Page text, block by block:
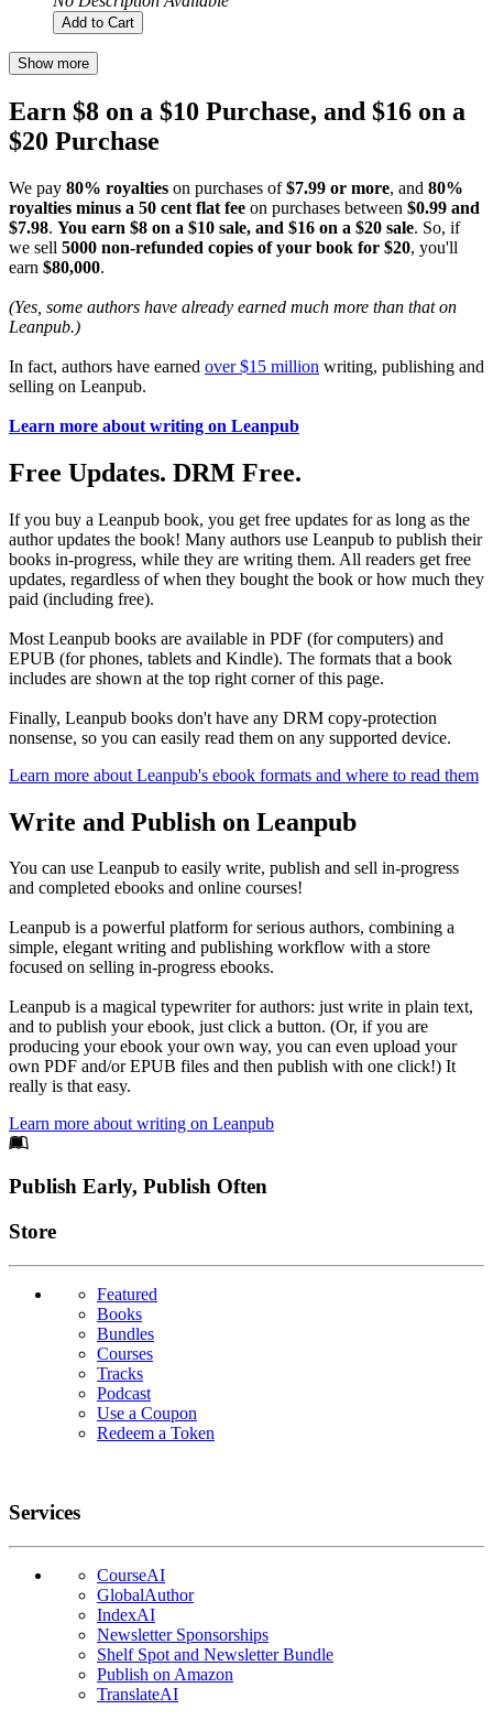
Add to Cart
Show more
Earn $8 on a $10 Purchase, and $16 on a
$20 Purchase
We pay 80% royalties on purchases of$7.99 or more, and 80%
royalties minus a 50 cent flat fee on purchases between $0.99 and
$7.98. You earn $8 on a $10 sale, and $16 on a $20 sale. So, if
we sell 5000 non-refunded copies of your book for $20, you'll
earn $80,000.
(Yes, some authors have already earned much more than that on
Leanpub.)
In fact, authors have earned over $15 million writing, publishing and
selling on Leanpub.
Learn more about writing on Leanpub
Free Updates. DRM Free.
If you buy a Leanpub book, you get free updates for as long as the
author updates the book! Many authors use Leanpub to publish their
books in-progress, while they are writing them. All readers get free
updates, regardless of when they bought the book or how much they
paid (including free).
Most Leanpub books are available in PDF (for computers) and
EPUB (for phones, tablets and Kindle). The formats that a book
includes are shown at the top right corner of this page.
Finally, Leanpub books don't have any DRM copy-protection
nonsense, so you can easily read them on any supported device.
Learn more about Leanpub's ebook formats and where to read them
Write and Publish on Leanpub
You can use Leanpub to easily write, publish and sell in-progress
and completed ebooks and online courses!
Leanpub is a powerful platform for serious authors, combining a
simple, elegant writing and publishing workflow with a store
focused on selling in-progress ebooks.
Leanpub is a magical typewriter for authors: just write in plain text,
and to publish your ebook, just click a button. (Or, if you are
producing your ebook your own way, you can even upload your
own PDF and/or EPUB files and then publish with one click!) It
really is that easy.
Learn more about writing on Leanpub
Footer
Publish Early, Publish Often
Links
Store
Featured
Books
Bundles
Courses
Tracks
Podcast
Use a Coupon
Redeem a Token
Services
CourseAI
GlobalAuthor
IndexAI
Newsletter Sponsorships
Shelf Spot and Newsletter Bundle
Publish on Amazon
TranslateAI